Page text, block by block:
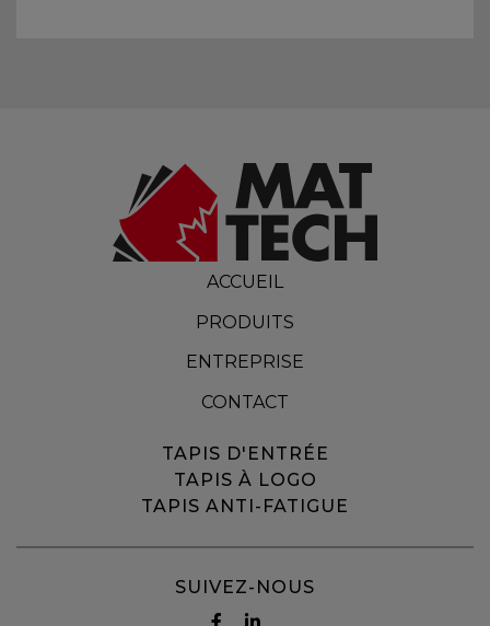
ACCUEIL
PRODUITS
ENTREPRISE
CONTACT
TAPIS D'ENTRÉE
TAPIS À LOGO
TAPIS ANTI-FATIGUE
SUIVEZ-NOUS